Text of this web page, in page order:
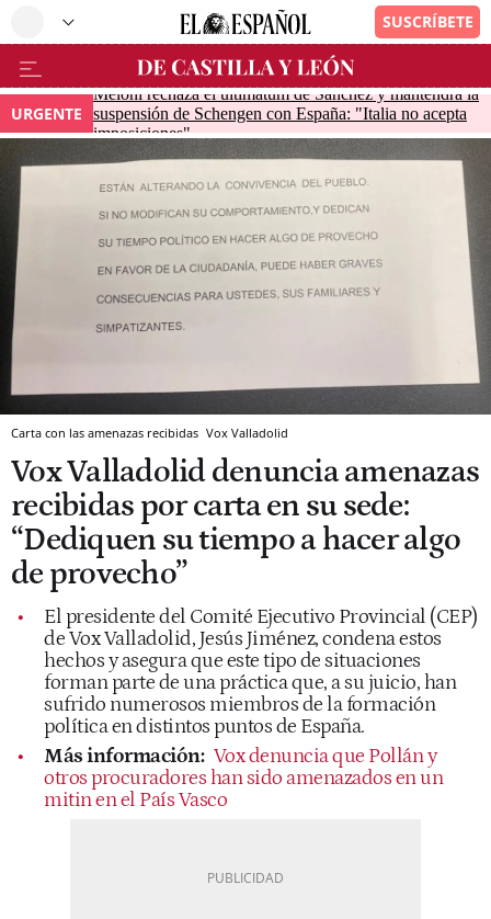
URGENTE
Meloni rechaza el ultimátum de Sánchez y mantendrá la
suspensión de Schengen con España: "Italia no acepta
imposiciones"
Carta con las amenazas recibidas Vox Valladolid
Vox Valladolid denuncia amenazas
recibidas por carta en su sede:
“Dediquen su tiempo a hacer algo
de provecho”
El presidente del Comité Ejecutivo Provincial (CEP)
de Vox Valladolid, Jesús Jiménez, condena estos
hechos y asegura que este tipo de situaciones
forman parte de una práctica que, a su juicio, han
sufrido numerosos miembros de la formación
política en distintos puntos de España.
Más información: Vox denuncia que Pollán y
otros procuradores han sido amenazados en un
mitin en el País Vasco